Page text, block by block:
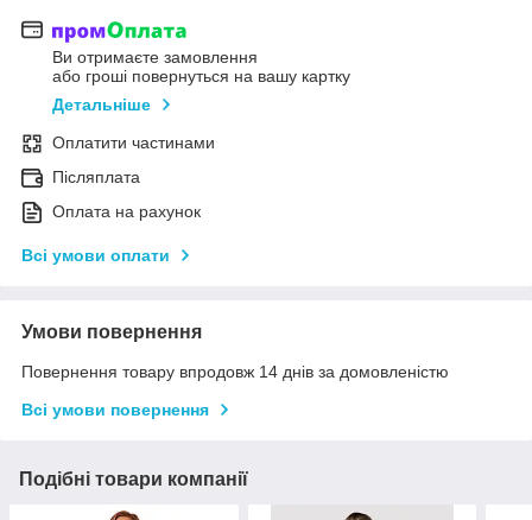
Ви отримаєте замовлення
або гроші повернуться на вашу картку
Детальніше
Оплатити частинами
Післяплата
Оплата на рахунок
Всі умови оплати
Умови повернення
Повернення товару впродовж 14 днів за домовленістю
Всі умови повернення
Подібні товари компанії